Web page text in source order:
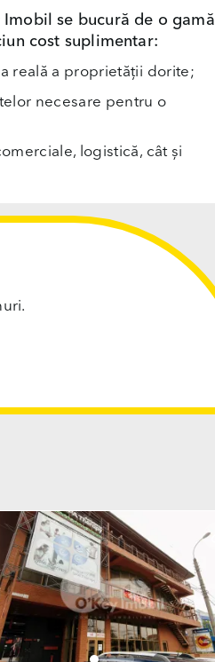
se bucură de o gamă
cost suplimentar:
reală a proprietății dorite;
necesare pentru o
logistică, cât și